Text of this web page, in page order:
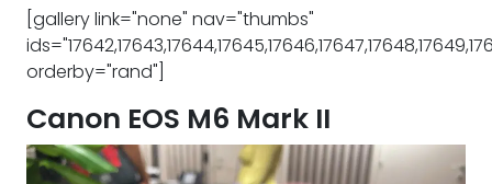
[gallery link="none" nav="thumbs"
orderby="rand"]
Canon EOS M6 Mark II